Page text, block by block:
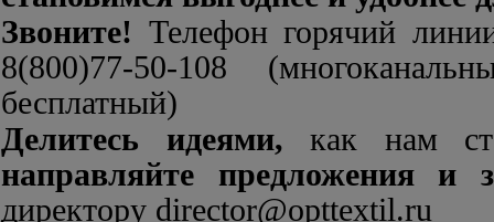
Звоните! Телефон горячий
8(800)77-50-108
бесплатный)
Делитесь идеями, как нам
направляйте предложения и
директору director@opttextil.ru